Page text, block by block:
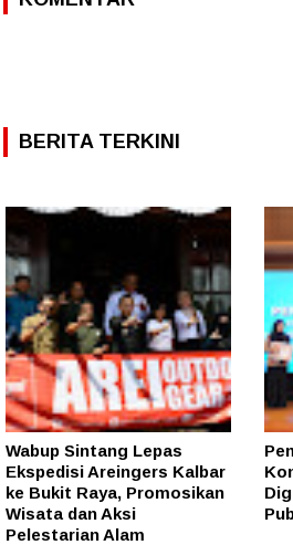
BERITA TERKINI
Wabup Sintang Lepas
Ekspedisi Areingers Kalbar
ke Bukit Raya, Promosikan
Wisata dan Aksi
Pelestarian Alam